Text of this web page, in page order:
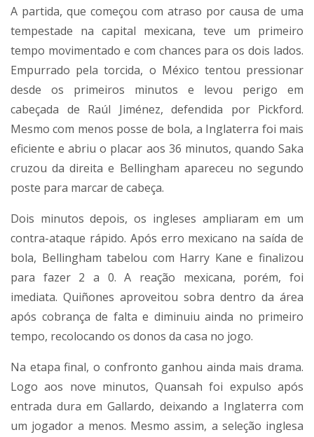
A partida, que começou com atraso por causa de uma
tempestade na capital mexicana, teve um primeiro
tempo movimentado e com chances para os dois lados.
Empurrado pela torcida, o México tentou pressionar
desde os primeiros minutos e levou perigo em
cabeçada de Raúl Jiménez, defendida por Pickford.
Mesmo com menos posse de bola, a Inglaterra foi mais
eficiente e abriu o placar aos 36 minutos, quando Saka
cruzou da direita e Bellingham apareceu no segundo
poste para marcar de cabeça.
Dois minutos depois, os ingleses ampliaram em um
contra-ataque rápido. Após erro mexicano na saída de
bola, Bellingham tabelou com Harry Kane e finalizou
para fazer 2 a 0. A reação mexicana, porém, foi
imediata. Quiñones aproveitou sobra dentro da área
após cobrança de falta e diminuiu ainda no primeiro
tempo, recolocando os donos da casa no jogo.
Na etapa final, o confronto ganhou ainda mais drama.
Logo aos nove minutos, Quansah foi expulso após
entrada dura em Gallardo, deixando a Inglaterra com
um jogador a menos. Mesmo assim, a seleção inglesa